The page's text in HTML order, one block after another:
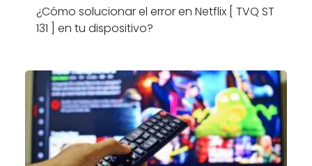
¿Cómo solucionar el error en Netflix [ TVQ ST
131 ] en tu dispositivo?